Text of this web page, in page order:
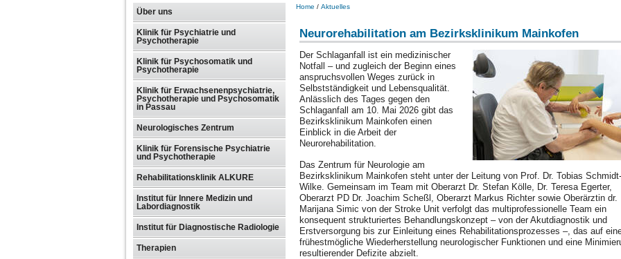
Über uns
Klinik für Psychiatrie und
Psychotherapie
Klinik für Psychosomatik und
Psychotherapie
Klinik für Erwachsenenpsychiatrie,
Psychotherapie und Psychosomatik
in Passau
Neurologisches Zentrum
Klinik für Forensische Psychiatrie
und Psychotherapie
Rehabilitationsklinik ALKURE
Institut für Innere Medizin und
Labordiagnostik
Institut für Diagnostische Radiologie
Therapien
Home / Aktuelles
Neurorehabilitation am Bezirksklinikum Mainkofen
Der Schlaganfall ist ein medizinischer
Notfall – und zugleich der Beginn eines
anspruchsvollen Weges zurück in
Selbstständigkeit und Lebensqualität.
Anlässlich des Tages gegen den
Schlaganfall am 10. Mai 2026 gibt das
Bezirksklinikum Mainkofen einen
Einblick in die Arbeit der
Neurorehabilitation.
Das Zentrum für Neurologie am
Bezirksklinikum Mainkofen steht unter der Leitung von Prof. Dr. Tobias Schmidt-
Wilke. Gemeinsam im Team mit Oberarzt Dr. Stefan Kölle, Dr. Teresa Egerter,
Oberarzt PD Dr. Joachim Scheßl, Oberarzt Markus Richter sowie Oberärztin dr.
Marijana Simic von der Stroke Unit verfolgt das multiprofessionelle Team ein
konsequent strukturiertes Behandlungskonzept – von der Akutdiagnostik und
Erstversorgung bis zur Einleitung eines Rehabilitationsprozesses –, das auf
frühestmögliche Wiederherstellung neurologischer Funktionen und eine
resultierender Defizite abzielt.